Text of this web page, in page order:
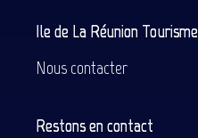
Ile de La Réunion Tourisme
Nous contacter
Restons en contact